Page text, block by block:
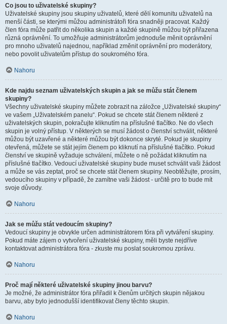
Co jsou to uživatelské skupiny?
Uživatelské skupiny jsou skupiny uživatelů, které dělí komunitu uživatelů na
menší části, se kterými můžou administrátoři fóra snadněji pracovat. Každý
člen fóra může patřit do několika skupin a každé skupině můžou být přiřazena
různá oprávnění. To umožňuje administrátorům jednoduše měnit oprávnění
pro mnoho uživatelů najednou, například změnit oprávnění pro moderátory,
nebo povolit uživatelům přístup do soukromého fóra.
Nahoru
Kde najdu seznam uživatelských skupin a jak se můžu stát členem
skupiny?
Všechny uživatelské skupiny můžete zobrazit na záložce „Uživatelské skupiny“
ve vašem „Uživatelském panelu“. Pokud se chcete stát členem některé z
uživatelských skupin, pokračujte kliknutím na příslušné tlačítko. Ne do všech
skupin je volný přístup. V některých se musí žádost o členství schválit, některé
můžou být uzavřené a některé můžou být dokonce skryté. Pokud je skupiny
otevřená, můžete se stát jejím členem po kliknutí na příslušné tlačítko. Pokud
členství ve skupině vyžaduje schválení, můžete o ně požádat kliknutím na
příslušné tlačítko. Vedoucí uživatelské skupiny bude muset schválit vaši žádost
a může se vás zeptat, proč se chcete stát členem skupiny. Neobtěžujte, prosím,
vedoucího skupiny v případě, že zamítne vaši žádost - určitě pro to bude mít
svoje důvody.
Nahoru
Jak se můžu stát vedoucím skupiny?
Vedoucí skupiny je obvykle určen administrátorem fóra při vytváření skupiny.
Pokud máte zájem o vytvoření uživatelské skupiny, měli byste nejdříve
kontaktovat administrátora fóra - zkuste mu poslat soukromou zprávu.
Nahoru
Proč mají některé uživatelské skupiny jinou barvu?
Je možné, že administrátor fóra přiřadil k členům určitých skupin nějakou
barvu, aby bylo jednodušší identifikovat členy těchto skupin.
Nahoru